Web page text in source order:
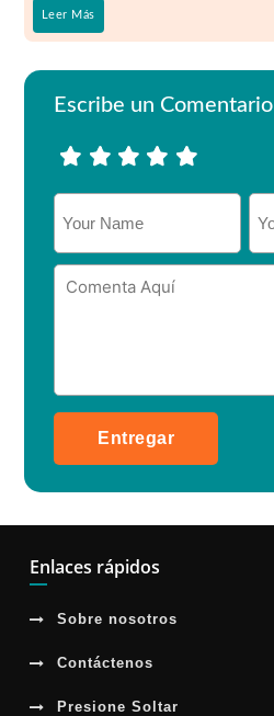
Leer Más
Escribe un Comentario
Entregar
Enlaces rápidos
Sobre nosotros
Contáctenos
Presione Soltar